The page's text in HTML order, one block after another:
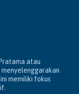
atau
memiliki fokus